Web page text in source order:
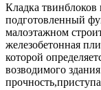
Кладка твинблоков
подготовленный
малоэтажном
железобетонная
которой
возводимого